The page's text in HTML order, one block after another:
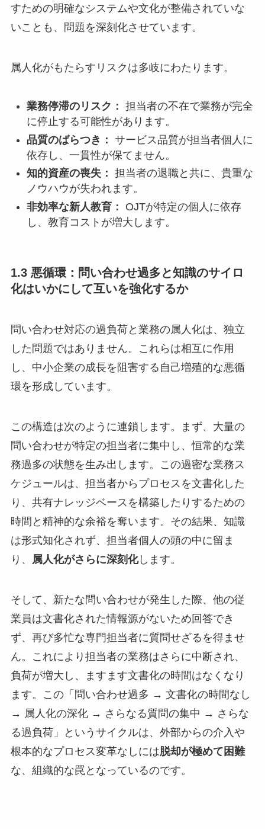
すための明確なシステムや文化が整備されていな
いことも、問題を深刻化させています。
属人化がもたらすリスクは多岐にわたります。
業務停滞のリスク： 担当者の不在で業務が完全
に停止する可能性があります。
品質のばらつき： サービス品質が担当者個人に
依存し、一貫性が保てません。
知的資産の喪失： 担当者の退職と共に、貴重な
ノウハウが失われます。
非効率な新人教育：
OJTが特定の個人に依存
し、教育コストが増大します。
1.3 悪循環：問い合わせ過多と知識のサイロ
化はいかにして互いを強化するか
問い合わせ対応の過負荷と業務の属人化は、独立
した問題ではありません。これらは相互に作用
し、中小企業の成長を阻害する自己増殖的な悪循
環を形成しています。
この構造は次のように連鎖します。まず、大量の
問い合わせが特定の担当者に集中し、恒常的な業
務過多の状態を生み出します。この過密な業務ス
ケジュールは、担当者からプロセスを文書化した
り、共有ナレッジベースを構築したりするための
時間と精神的な余裕を奪います。その結果、知識
は形式知化されず、担当者個人の頭の中に留ま
り、
属人化がさらに深刻化します。
そして、新たな問い合わせが発生した際、他の従
業員は文書化された情報源がないため回答でき
ず、再び多忙な専門担当者に質問せざるを得ませ
ん。これにより担当者の業務はさらに中断され、
負荷が増大し、ますます文書化の時間はなくなり
ます。この「問い合わせ過多 → 文書化の時間なし
→ 属人化の深化 → さらなる質問の集中 → さらな
る過負荷」というサイクルは、外部からの介入や
根本的なプロセス変革なしには脱却が極めて困難
な、組織的な罠となっているのです。